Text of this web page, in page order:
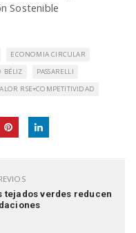
Sostenible
ECONOMIA CIRCULAR
BÉLIZ
PASSARELLI
RSE+COMPETITIVIDAD
tejados verdes reducen